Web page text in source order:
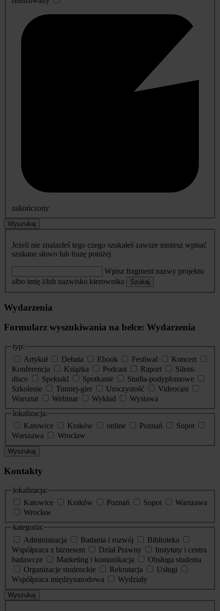
zakończony
Wyszukaj
Jeżeli nie znalazłeś tego czego szukałeś zawsze możesz wpisać
szukane słowo lub frazę poniżej
Wpisz fragment nazwy projektu
albo imię i/lub nazwisko kierownika
Szukaj
Wydarzenia
Formularz wyszukiwania na belce: Wydarzenia
typ:
Artykuł
Debata Ebook Festiwal
Koncert
Konferencja
Książka Podcast Raport
Silent-
disco
Spektakl Spotkanie
Studia-podyplomowe
Szkolenie
Turniej-gier Uroczystość
Videocast
Warsztat
Webinar Wykład
Wystawa
lokalizacja:
Katowice
Kraków online Poznań
Sopot
Warszawa
Wrocław
Wyszukaj
Kontakty
lokalizacja:
Katowice
Kraków Poznań Sopot
Warszawa
Wrocław
kategoria:
Administracja
Badania i rozwój
Biblioteka
Współpraca z biznesem
Dział Prawny
Instytuty i centra
badawcze
Marketing i komunikacja
Obsługa studenta
Organizacje studenckie
Rekrutacja
Usługi
Współpraca międzynarodowa
Wydziały
Wyszukaj